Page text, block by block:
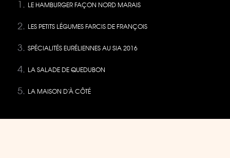
LE HAMBURGER FAÇON NORD MARAIS
LES PETITS LÉGUMES FARCIS DE FRANÇOIS
SPÉCIALITÉS EURÉLIENNES AU SIA 2016
LA SALADE DE QUEDUBON
LA MAISON D’À CÔTÉ